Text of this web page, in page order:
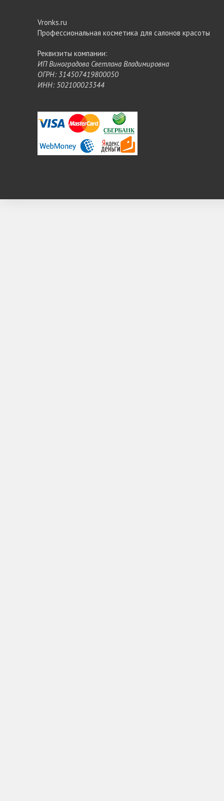
Vronks.ru
Профессиональная косметика для салонов красоты
Реквизиты компании:
ИП Виноградова Светлана Владимировна
ОГРН: 314507419800050
ИНН: 502100023344